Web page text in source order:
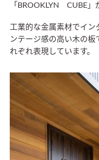
「BROOKLYN CUBE」
工業的な金属素材でイン
ンテージ感の高い木の板
れぞれ表現しています。